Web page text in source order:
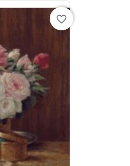
favorite_border